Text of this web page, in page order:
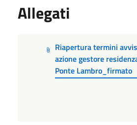
Allegati
Riapertura termini
azione gestore
Ponte Lambro_firmato